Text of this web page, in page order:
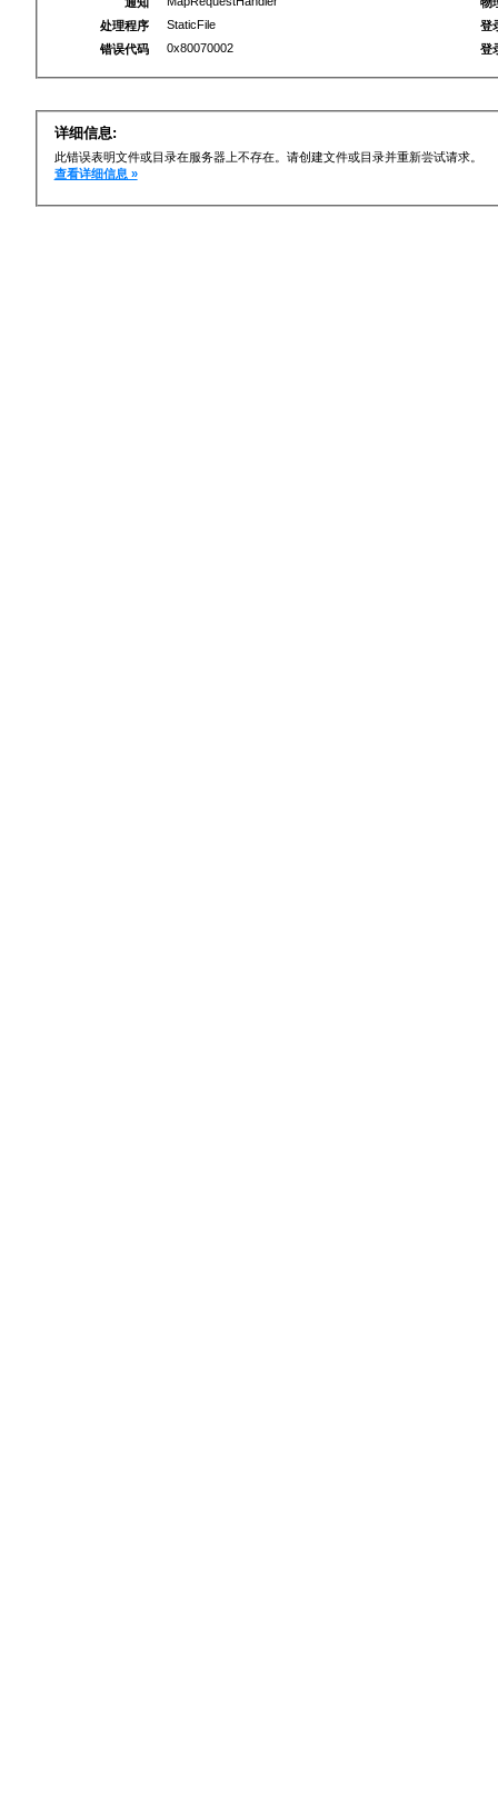
处理程序
StaticFile
错误代码
0x80070002
登
登
详细信息:
此错误表明文件或目录在服务器上不存在。请创建文件或目录并重新尝试请求。
查看详细信息 »